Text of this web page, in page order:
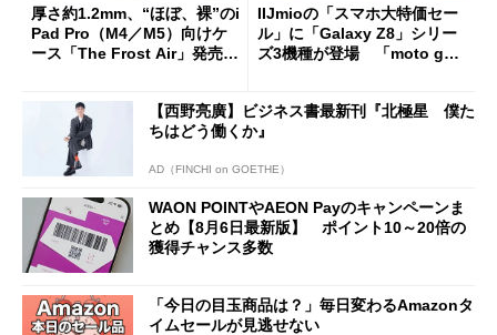
厚さ約1.2mm、“ほぼ、裸”のi
Pad Pro（M4／M5）向けケ
ース「The Frost Air」発売
IIJmioの「スマホ大特価セー
ル」に「Galaxy Z8」シリー
ズ3機種が登場 「moto g37
【西野亮廣】ビジネス書最新刊『北極星 僕た
ちはどう働くか』
AD（FINCHI on GOETHE）
WAON POINTやAEON Payのキャンペーンま
とめ【8月6日最新版】 ポイント10～20倍の
獲得チャンス多数
「今日の目玉商品は？」毎日変わるAmazonタ
イムセールが見逃せない